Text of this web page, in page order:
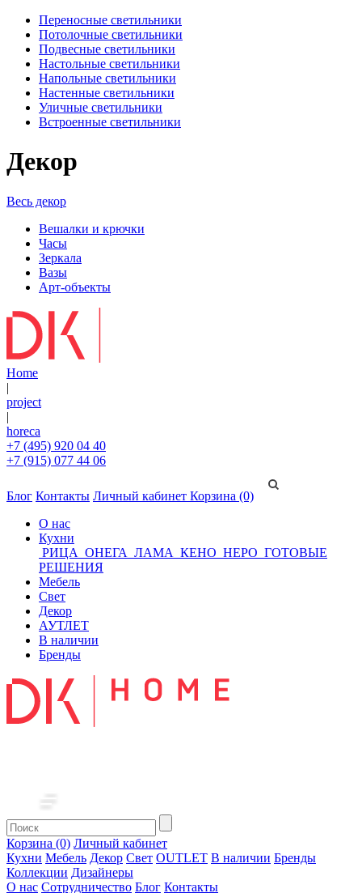
Переносные светильники
Потолочные светильники
Подвесные светильники
Настольные светильники
Напольные светильники
Настенные светильники
Уличные светильники
Встроенные светильники
Декор
Весь декор
Вешалки и крючки
Часы
Зеркала
Вазы
Арт-объекты
Home
|
project
|
horeca
+7 (495) 920 04 40
+7 (915) 077 44 06
Блог Контакты Личный кабинет Корзина (0)
О нас
Кухни
РИЦА ОНЕГА ЛАМА КЕНО НЕРО ГОТОВЫЕ
РЕШЕНИЯ
Мебель
Свет
Декор
АУТЛЕТ
В наличии
Бренды
Корзина (0) Личный кабинет
Кухни Мебель Декор Свет OUTLET В наличии Бренды
Коллекции Дизайнеры
О нас Сотрудничество Блог Контакты